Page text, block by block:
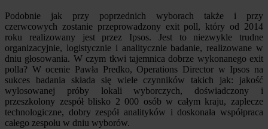
Podobnie jak przy poprzednich wyborach także i przy
czerwcowych zostanie przeprowadzony exit poll, który od 2014
roku realizowany jest przez Ipsos. Jest to niezwykle trudne
organizacyjnie, logistycznie i analitycznie badanie, realizowane w
dniu głosowania. W czym tkwi tajemnica dobrze wykonanego exit
polla? W ocenie Pawła Predko, Operations Director w Ipsos na
sukces badania składa się wiele czynników takich jak: jakość
wylosowanej próby lokali wyborczych, doświadczony i
przeszkolony zespół blisko 2 000 osób w całym kraju, zaplecze
technologiczne, dobry zespół analityków i doskonała współpraca
całego zespołu w dniu wyborów.